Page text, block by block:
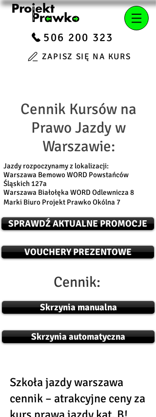
506 200 323
ZAPISZ SIĘ NA KURS
Cennik Kursów na
Prawo Jazdy w
Warszawie:
Jazdy rozpoczynamy z lokalizacji:
Warszawa Bemowo WORD Powstańców
Śląskich 127a
Warszawa Białołęka WORD Odlewnicza 8
Marki Biuro Projekt Prawko Okólna 7
SPRAWDŹ AKTUALNE PROMOCJE
VOUCHERY PREZENTOWE
Cennik:
Skrzynia manualna
Skrzynia automatyczna
Szkoła jazdy warszawa
cennik – atrakcyjne ceny za